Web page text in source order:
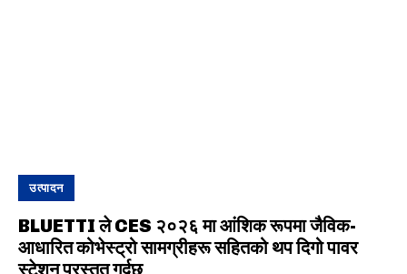
उत्पादन
BLUETTI ले CES २०२६ मा आंशिक रूपमा जैविक-
आधारित कोभेस्ट्रो सामग्रीहरू सहितको थप दिगो पावर
स्टेशन प्रस्तुत गर्दछ